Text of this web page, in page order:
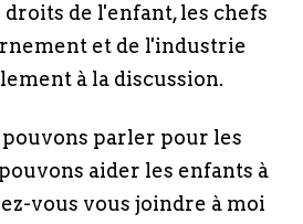
droits de l'enfant, les chefs
et de l'industrie
à la discussion.
pouvons parler pour les
aider les enfants à
vous vous joindre à moi